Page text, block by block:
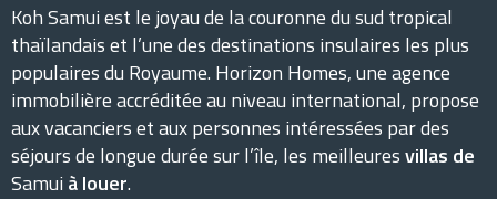
Koh Samui est le joyau de la couronne du sud tropical
thaïlandais et l’une des destinations insulaires les plus
populaires du Royaume. Horizon Homes, une agence
immobilière accréditée au niveau international, propose
aux vacanciers et aux personnes intéressées par des
séjours de longue durée sur l’île, les meilleuresvillas de
Samui à louer.